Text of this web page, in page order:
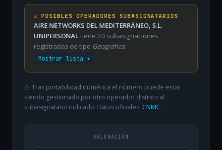
⚠️ POSIBLES OPERADORES SUBASIGNATARIOS
AIRE NETWORKS DEL MEDITERRÁNEO, S.L.
UNIPERSONALtiene 20 subasignaciones
registradas de tipo Geográfico.
Mostrar lista ▾
⚠️ Tras portabilidad numérica el número puede estar
siendo gestionado por otro operador distinto al
subasignatario indicado. Datos oficiales: CNMC.
VALORACIÓN